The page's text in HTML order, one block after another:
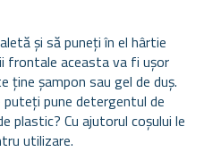
și să puneți în el hârtie
frontale aceasta va fi ușor
ține șampon sau gel de duș.
puteți pune detergentul de
plastic? Cu ajutorul coșului le
utilizare.